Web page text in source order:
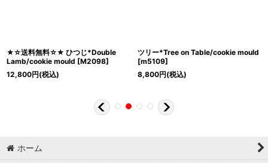
★☆送料無料☆★ ひつじ*Double
Lamb/cookie mould [M2098]
12,800円(税込)
ツリー*Tree on Table/cookie mould
[m5109]
8,800円(税込)
ホーム